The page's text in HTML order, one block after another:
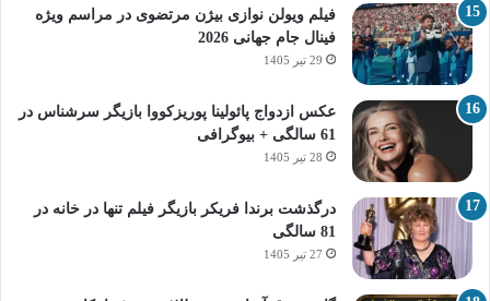
فیلم ویولن نوازی بیژن مرتضوی در مراسم ویژه
فینال جام جهانی 2026
29 تیر 1405
عکس ازدواج پائولینا پوریزکووا بازیگر سرشناس در
61 سالگی + بیوگرافی
28 تیر 1405
درگذشت برندا فریکر بازیگر فیلم تنها در خانه در
81 سالگی
27 تیر 1405